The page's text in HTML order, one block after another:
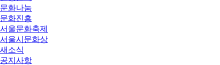
문화나눔
문화진흥
서울문화축제
서울시문화상
새소식
공지사항